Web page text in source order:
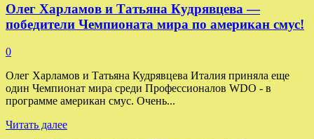
Олег Харламов и Татьяна Кудрявцева —
победители Чемпионата мира по американ смус!
0
Олег Харламов и Татьяна Кудрявцева Италия приняла еще
один Чемпионат мира среди Профессионалов WDO - в
программе американ смус. Очень...
Читать далееПрочитать